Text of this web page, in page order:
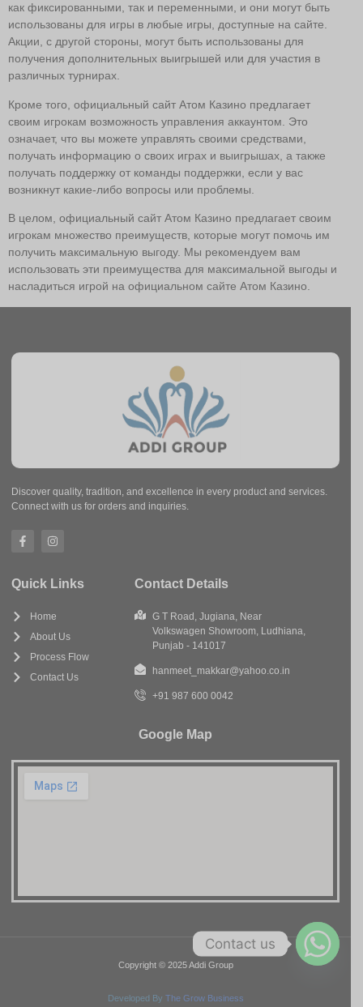
как фиксированными, так и переменными, и они могут быть
использованы для игры в любые игры, доступные на сайте.
Акции, с другой стороны, могут быть использованы для
получения дополнительных выигрышей или для участия в
различных турнирах.
Кроме того, официальный сайт Атом Казино предлагает
своим игрокам возможность управления аккаунтом. Это
означает, что вы можете управлять своими средствами,
получать информацию о своих играх и выигрышах, а также
получать поддержку от команды поддержки, если у вас
возникнут какие-либо вопросы или проблемы.
В целом, официальный сайт Атом Казино предлагает своим
игрокам множество преимуществ, которые могут помочь им
получить максимальную выгоду. Мы рекомендуем вам
использовать эти преимущества для максимальной выгоды и
насладиться игрой на официальном сайте Атом Казино.
Discover quality, tradition, and excellence in every product and services.
Connect with us for orders and inquiries.
Quick Links
Home
About Us
Process Flow
Contact Us
Contact Details
G T Road, Jugiana, Near
Volkswagen Showroom, Ludhiana,
Punjab - 141017
hanmeet_makkar@yahoo.co.in
+91 987 600 0042
Google Map
Copyright © 2025 Addi Group
Developed By The Grow Business
Contact us